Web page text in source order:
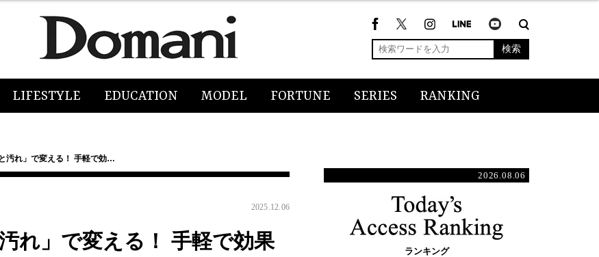
検索
LIFESTYLE EDUCATION MODEL FORTUNE SERIES RANKING
汚れ」で変える！ 手軽で効…
2025.12.06
れ」で変える！ 手軽で効果
2026.08.06
ランキング